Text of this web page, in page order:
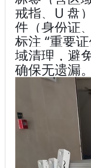
戒指、U 盘
件（身份证
标注 “重要
域清理，避
确保无遗漏。